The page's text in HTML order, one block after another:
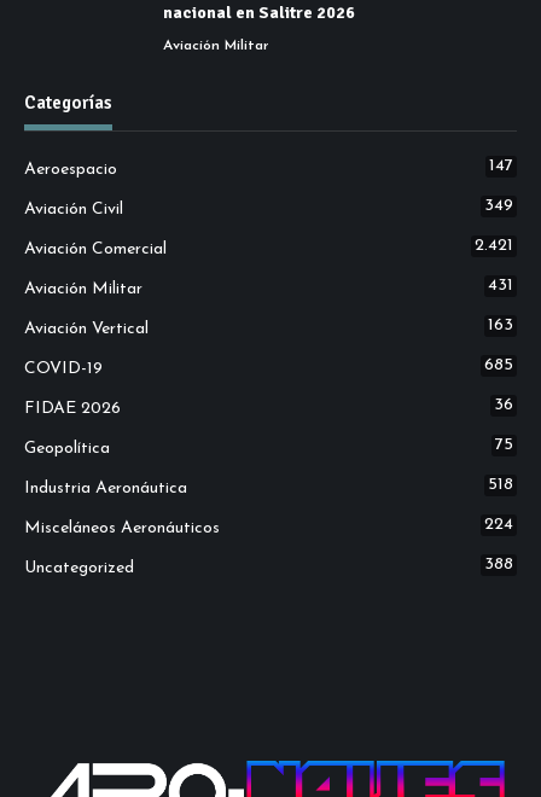
nacional en Salitre 2026
Aviación Militar
Categorías
Aeroespacio 147
Aviación Civil 349
Aviación Comercial 2.421
Aviación Militar 431
Aviación Vertical 163
COVID-19 685
FIDAE 2026 36
Geopolítica 75
Industria Aeronáutica 518
Misceláneos Aeronáuticos 224
Uncategorized 388